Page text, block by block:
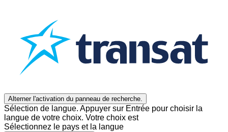
Alterner l'activation du panneau de recherche.
Sélection de langue. Appuyer sur Entrée pour choisir la
langue de votre choix. Votre choix est
Sélectionnez le pays et la langue